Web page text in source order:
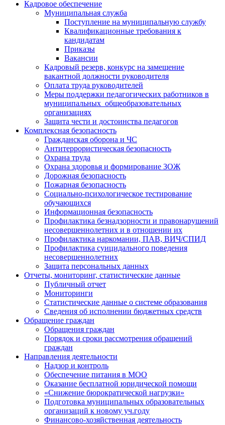
Кадровое обеспечение
Муниципальная служба
Поступление на муниципальную службу
Квалификационные требования к
кандидатам
Приказы
Вакансии
Кадровый резерв, конкурс на замещение
вакантной должности руководителя
Оплата труда руководителей
Меры поддержки педагогических работников в
муниципальных общеобразовательных
организациях
Защита чести и достоинства педагогов
Комплексная безопасность
Гражданская оборона и ЧС
Антитеррористическая безопасность
Охрана труда
Охрана здоровья и формирование ЗОЖ
Дорожная безопасность
Пожарная безопасность
Социально-психологическое тестирование
обучающихся
Информационная безопасность
Профилактика безнадзорности и правонарушений
несовершеннолетних и в отношении их
Профилактика наркомании, ПАВ, ВИЧ/СПИД
Профилактика суицидального поведения
несовершеннолетних
Защита персональных данных
Отчеты, мониторинг, статистические данные
Публичный отчет
Мониторинги
Статистические данные о системе образования
Сведения об исполнении бюджетных средств
Обращение граждан
Обращения граждан
Порядок и сроки рассмотрения обращений
граждан
Направления деятельности
Надзор и контроль
Обеспечение питания в МОО
Оказание бесплатной юридической помощи
«Снижение бюрократической нагрузки»
Подготовка муниципальных образовательных
организаций к новому уч.году
Финансово-хозяйственная деятельность